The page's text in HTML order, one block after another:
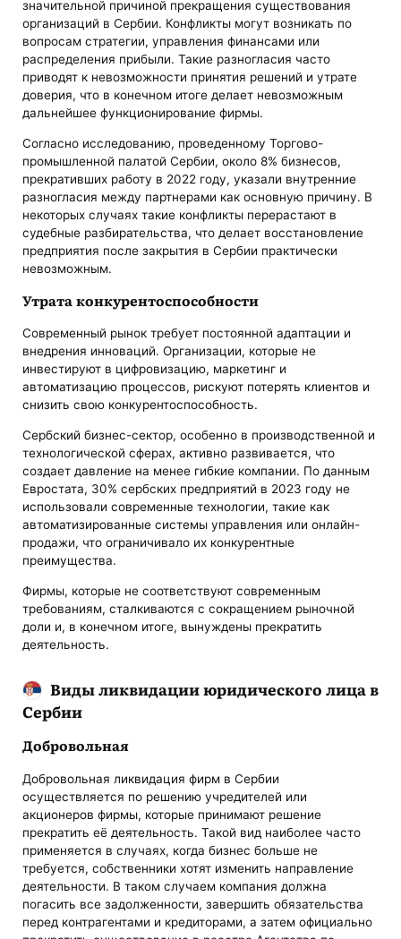
значительной причиной прекращения существования
организаций в Сербии. Конфликты могут возникать по
вопросам стратегии, управления финансами или
распределения прибыли. Такие разногласия часто
приводят к невозможности принятия решений и утрате
доверия, что в конечном итоге делает невозможным
дальнейшее функционирование фирмы.
Согласно исследованию, проведенному Торгово-
промышленной палатой Сербии, около 8% бизнесов,
прекративших работу в 2022 году, указали внутренние
разногласия между партнерами как основную причину. В
некоторых случаях такие конфликты перерастают в
судебные разбирательства, что делает восстановление
предприятия после закрытия в Сербии практически
невозможным.
Утрата конкурентоспособности
Современный рынок требует постоянной адаптации и
внедрения инноваций. Организации, которые не
инвестируют в цифровизацию, маркетинг и
автоматизацию процессов, рискуют потерять клиентов и
снизить свою конкурентоспособность.
Сербский бизнес-сектор, особенно в производственной и
технологической сферах, активно развивается, что
создает давление на менее гибкие компании. По данным
Евростата, 30% сербских предприятий в 2023 году не
использовали современные технологии, такие как
автоматизированные системы управления или онлайн-
продажи, что ограничивало их конкурентные
преимущества.
Фирмы, которые не соответствуют современным
требованиям, сталкиваются с сокращением рыночной
доли и, в конечном итоге, вынуждены прекратить
деятельность.
Виды ликвидации юридического лица в
Сербии
Добровольная
Добровольная ликвидация фирм в Сербии
осуществляется по решению учредителей или
акционеров фирмы, которые принимают решение
прекратить её деятельность. Такой вид наиболее часто
применяется в случаях, когда бизнес больше не
требуется, собственники хотят изменить направление
деятельности. В таком случаем компания должна
погасить все задолженности, завершить обязательства
перед контрагентами и кредиторами, а затем официально